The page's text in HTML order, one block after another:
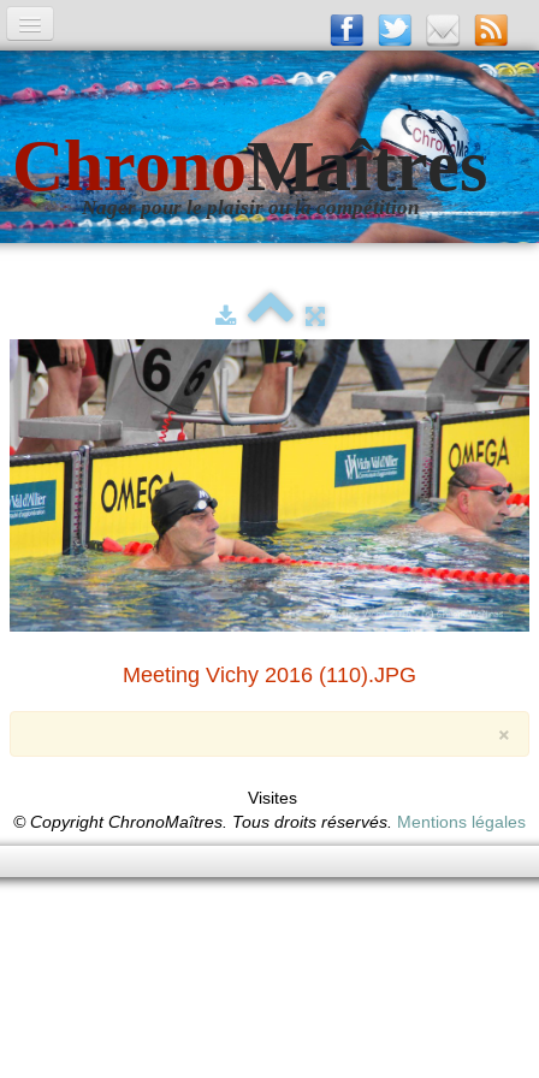
A la Une
Entrainements
La revue
Les numéros
Photos▼
Evènements
Livre d'Or
ChronoMaîtres
Nager pour le plaisir ou la compétition
Meeting Vichy 2016 (110).JPG
×
Visites
© Copyright ChronoMaîtres. Tous droits réservés. Mentions légales